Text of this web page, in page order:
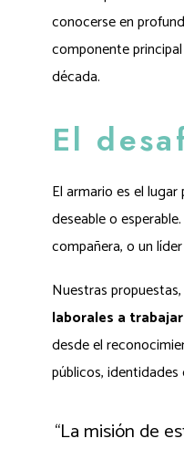
conocerse en
componente
década.
El
El armario es el
deseable o
compañera, o un
Nuestras
laborales a
desde el
públicos,
“La misión de